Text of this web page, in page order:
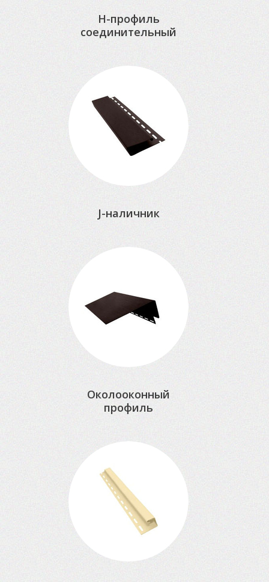
H-профиль
соединительный
J-наличник
Околооконный
профиль